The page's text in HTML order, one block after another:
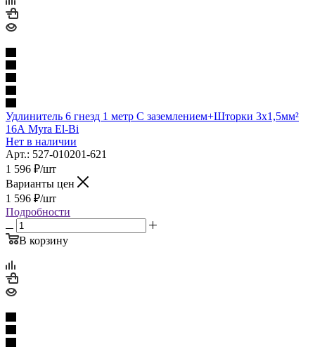
Удлинитель 6 гнезд 1 метр С заземлением+Шторки 3х1,5мм²
16А Myra El-Bi
Нет в наличии
Арт.: 527-010201-621
1 596 ₽/шт
Варианты цен
1 596 ₽/шт
Подробности
В корзину